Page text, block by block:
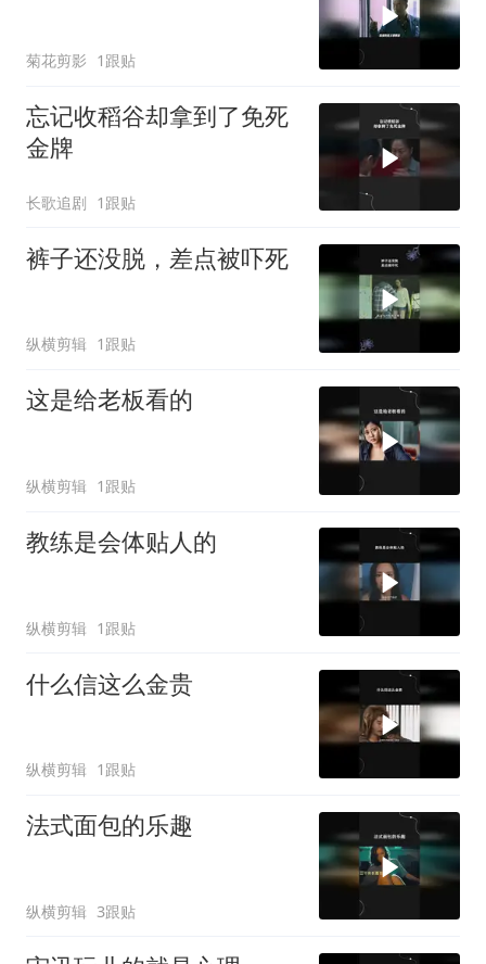
菊花剪影 1跟贴
忘记收稻谷却拿到了免死
金牌
长歌追剧 1跟贴
裤子还没脱，差点被吓死
纵横剪辑 1跟贴
这是给老板看的
纵横剪辑 1跟贴
教练是会体贴人的
纵横剪辑 1跟贴
什么信这么金贵
纵横剪辑 1跟贴
法式面包的乐趣
纵横剪辑 3跟贴